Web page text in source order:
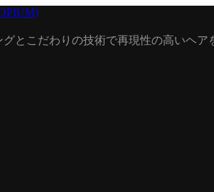
とこだわりの技術で再現性の高いヘア